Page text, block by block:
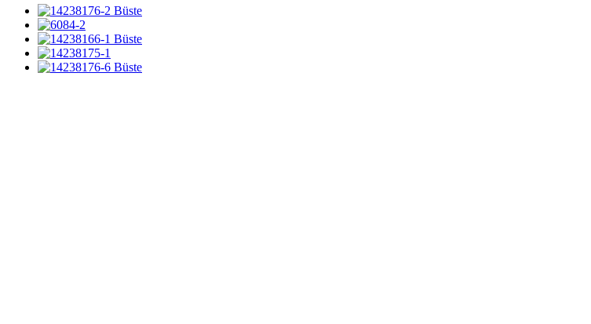
blau
Menge